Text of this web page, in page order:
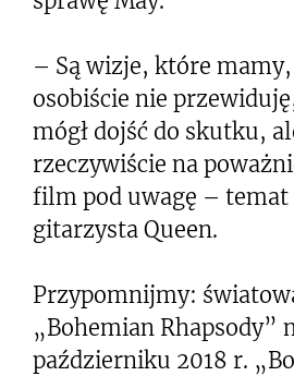
– Są wizje, które
osobiście nie
mógł dojść do skutku,
rzeczywiście na
film pod uwagę – temat
gitarzysta Queen.
Przypomnijmy:
„Bohemian Rhapsody”
październiku 2018 r.